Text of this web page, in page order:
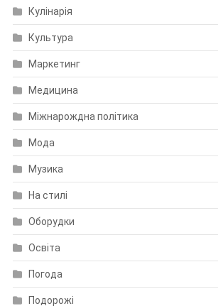
Кулінарія
Культура
Маркетинг
Медицина
Міжнарождна політика
Мода
Музика
На стилі
Оборудки
Освіта
Погода
Подорожі